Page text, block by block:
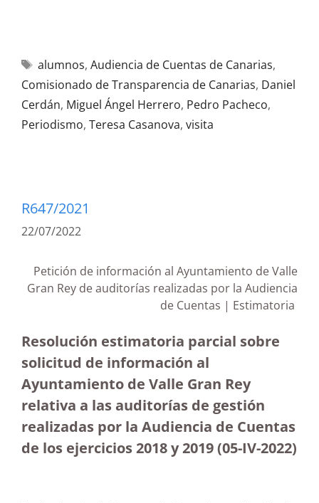
alumnos, Audiencia de Cuentas de Canarias,
Comisionado de Transparencia de Canarias, Daniel
Cerdán, Miguel Ángel Herrero, Pedro Pacheco,
Periodismo, Teresa Casanova, visita
R647/2021
22/07/2022
Petición de información al Ayuntamiento de Valle
Gran Rey de auditorías realizadas por la Audiencia
de Cuentas | Estimatoria
Resolución estimatoria parcial sobre
solicitud de información al
Ayuntamiento de Valle Gran Rey
relativa a las auditorías de gestión
realizadas por la Audiencia de Cuentas
de los ejercicios 2018 y 2019(05-IV-2022)